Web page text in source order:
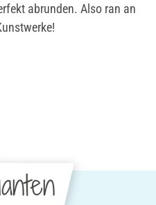
abrunden. Also ran an